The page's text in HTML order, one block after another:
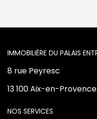
L'AGENCE
8 rue Peyresc
13 100 Aix-en-Provence
NOS SERVICES